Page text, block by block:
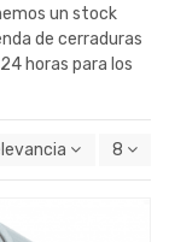
un stock
de cerraduras
horas para los
8